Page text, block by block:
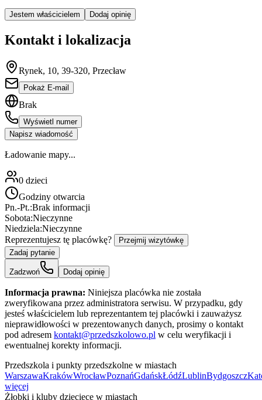
Jestem właścicielem Dodaj opinię
Kontakt i lokalizacja
Rynek, 10, 39-320, Przecław
Pokaż E-mail
Brak
Wyświetl numer
Napisz wiadomość
Ładowanie mapy...
0 dzieci
Godziny otwarcia
Pn.-Pt.:Brak informacji
Sobota:Nieczynne
Niedziela:Nieczynne
Reprezentujesz tę placówkę?
Przejmij wizytówkę
Zadaj pytanie
Zadzwoń Dodaj opinię
Informacja prawna: Niniejsza placówka nie została
zweryfikowana przez administratora serwisu. W przypadku, gdy
jesteś właścicielem lub reprezentantem tej placówki i zauważysz
nieprawidłowości w prezentowanych danych, prosimy o kontakt
pod adresem kontakt@przedszkolowo.pl w celu weryfikacji i
ewentualnej korekty informacji.
Przedszkola i punkty przedszkolne w miastach
WarszawaKrakówWrocławPoznańGdańskŁódźLublinBydgoszcz
więcej
Żłobki i kluby dziecięce w miastach